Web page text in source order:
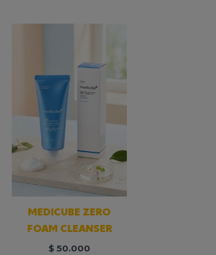
MEDICUBE ZERO
FOAM CLEANSER
$ 50.000